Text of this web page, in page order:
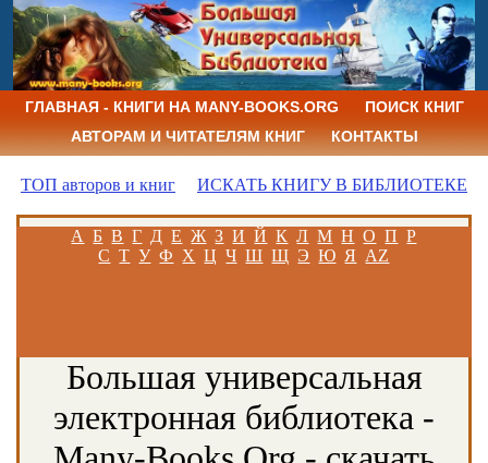
ГЛАВНАЯ - КНИГИ НА MANY-BOOKS.ORG
ПОИСК КНИГ
АВТОРАМ И ЧИТАТЕЛЯМ КНИГ
КОНТАКТЫ
ТОП авторов и книг ИСКАТЬ КНИГУ В БИБЛИОТЕКЕ
А Б В Г Д Е Ж З И Й К Л М Н О П Р
С Т У Ф Х Ц Ч Ш Щ Э Ю Я AZ
Большая универсальная
электронная библиотека -